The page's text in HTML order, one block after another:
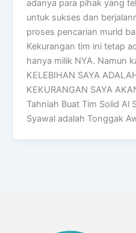
adanya para pihak yang
untuk sukses dan
proses pencarian murid
Kekurangan tim ini tetap
hanya milik NYA. Namun
KELEBIHAN SAYA
KEKURANGAN SAYA
Tahniah Buat Tim Solid Al
Syawal adalah Tonggak